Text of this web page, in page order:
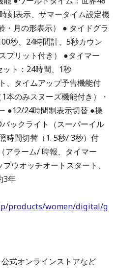
刻表示、サマータイム設定機
・月の形表示） ● タイドグラ
秒、24時間計、5秒カウン
プリット付き） ●タイマー
ット：24時間、1秒
、タイムアップ予告機能付
本のみスヌーズ機能付き）・
●12/24時間制表示切替 ●操
ックライト（スーパーイル
時間切替（1. 5秒/ 3秒）付
アラーム/ 時報、タイマー
ウオッチオートスタート、
3年
products/women/digital/g
式オンラインストアなど